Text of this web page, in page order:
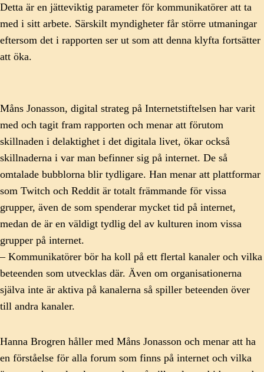
Detta är en jätteviktig parameter för kommunikatörer att ta
med i sitt arbete. Särskilt myndigheter får större utmaningar
eftersom det i rapporten ser ut som att denna klyfta fortsätter
att öka.
Måns Jonasson, digital strateg på Internetstiftelsen har varit
med och tagit fram rapporten och menar att förutom
skillnaden i delaktighet i det digitala livet, ökar också
skillnaderna i var man befinner sig på internet. De så
omtalade bubblorna blir tydligare. Han menar att plattformar
som Twitch och Reddit är totalt främmande för vissa
grupper, även de som spenderar mycket tid på internet,
medan de är en väldigt tydlig del av kulturen inom vissa
grupper på internet.
– Kommunikatörer bör ha koll på ett flertal kanaler och vilka
beteenden som utvecklas där. Även om organisationerna
själva inte är aktiva på kanalerna så spiller beteenden över
till andra kanaler.
Hanna Brogren håller med Måns Jonasson och menar att ha
en förståelse för alla forum som finns på internet och vilka